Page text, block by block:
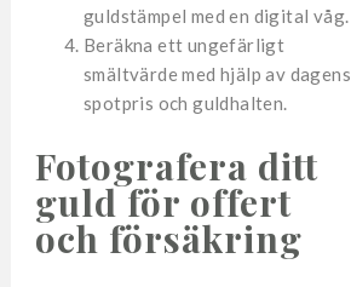
guldstämpel med en digital våg.
Beräkna ett ungefärligt
smältvärde med hjälp av dagens
spotpris och guldhalten.
Fotografera ditt
guld för offert
och försäkring